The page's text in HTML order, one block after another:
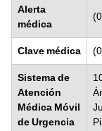
Alerta
médica
Clave médica
Sistema de
Atención
Médica Móvil
de Urgencia